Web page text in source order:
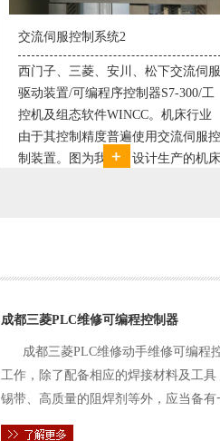
变频恒压供水系统1
变频恒压供水系统是利用交流电
极调速技术原理，采用PID闭环控
使供水随着使用变化而变化，从
持供水设定压力恒定。他比传统
点、远传压力表供水水压恒定，
成都三菱PLC维修可编程控制器
成都三菱PLC维修动手维修可编程
工作，除了配备相应的焊接材料及工
锡带、高质量的阻焊剂等外，应当备
件的电路及通信电缆。这一是由于待修